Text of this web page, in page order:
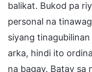
balikat. Bukod pa
personal na
siyang
arka, hindi ito
na bagay. Batay sa